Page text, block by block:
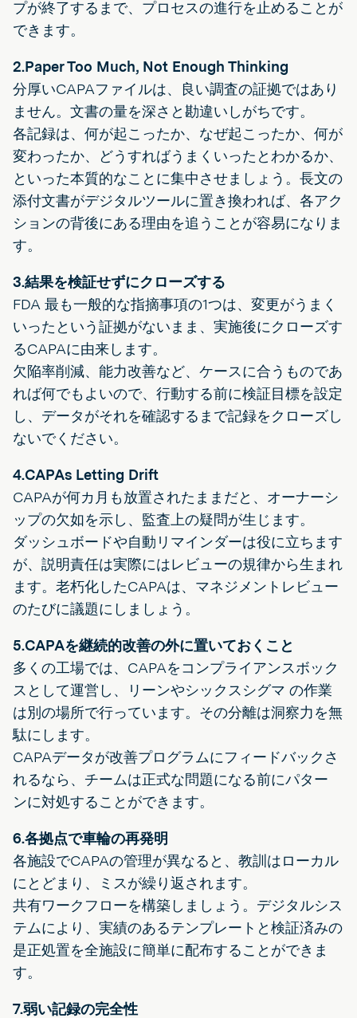
プが終了するまで、プロセスの進行を止めることが
できます。
2.Paper Too Much, Not Enough Thinking
分厚いCAPAファイルは、良い調査の証拠ではあり
ません。文書の量を深さと勘違いしがちです。
各記録は、何が起こったか、なぜ起こったか、何が
変わったか、どうすればうまくいったとわかるか、
といった本質的なことに集中させましょう。長文の
添付文書がデジタルツールに置き換われば、各アク
ションの背後にある理由を追うことが容易になりま
す。
3.結果を検証せずにクローズする
FDA 最も一般的な指摘事項の1つは、変更がうまく
いったという証拠がないまま、実施後にクローズす
るCAPAに由来します。
欠陥率削減、能力改善など、ケースに合うものであ
れば何でもよいので、行動する前に検証目標を設定
し、データがそれを確認するまで記録をクローズし
ないでください。
4.CAPAs Letting Drift
CAPAが何カ月も放置されたままだと、オーナーシ
ップの欠如を示し、監査上の疑問が生じます。
ダッシュボードや自動リマインダーは役に立ちます
が、説明責任は実際にはレビューの規律から生まれ
ます。老朽化したCAPAは、マネジメントレビュー
のたびに議題にしましょう。
5.CAPAを継続的改善の外に置いておくこと
多くの工場では、CAPAをコンプライアンスボック
スとして運営し、リーンやシックスシグマ の作業
は別の場所で行っています。その分離は洞察力を無
駄にします。
CAPAデータが改善プログラムにフィードバックさ
れるなら、チームは正式な問題になる前にパター
ンに対処することができます。
6.各拠点で車輪の再発明
各施設でCAPAの管理が異なると、教訓はローカル
にとどまり、ミスが繰り返されます。
共有ワークフローを構築しましょう。デジタルシス
テムにより、実績のあるテンプレートと検証済みの
是正処置を全施設に簡単に配布することができま
す。
7.弱い記録の完全性